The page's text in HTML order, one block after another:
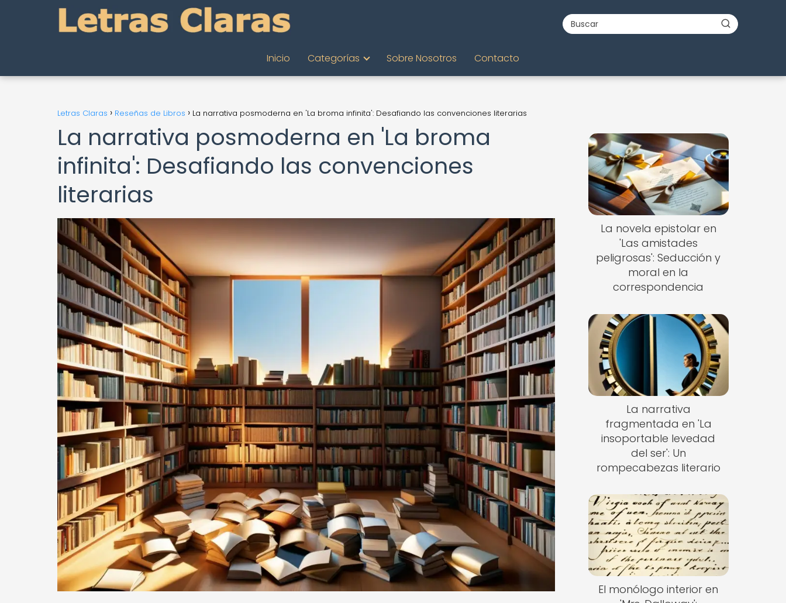
Inicio Categorías Sobre Nosotros Contacto
Letras Claras Reseñas de Libros La narrativa posmoderna en 'La broma infinita': Desafiando las convenciones literarias
La narrativa posmoderna en 'La broma
infinita': Desafiando las convenciones
literarias
La novela epistolar en
'Las amistades
peligrosas': Seducción y
moral en la
correspondencia
La narrativa
fragmentada en 'La
insoportable levedad
del ser': Un
rompecabezas literario
El monólogo interior en